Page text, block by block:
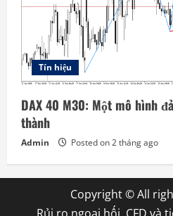
Tín hiệu
DAX 40 M30: Một mô hình
thành
Admin Posted on 2 tháng ago
Copyright © All